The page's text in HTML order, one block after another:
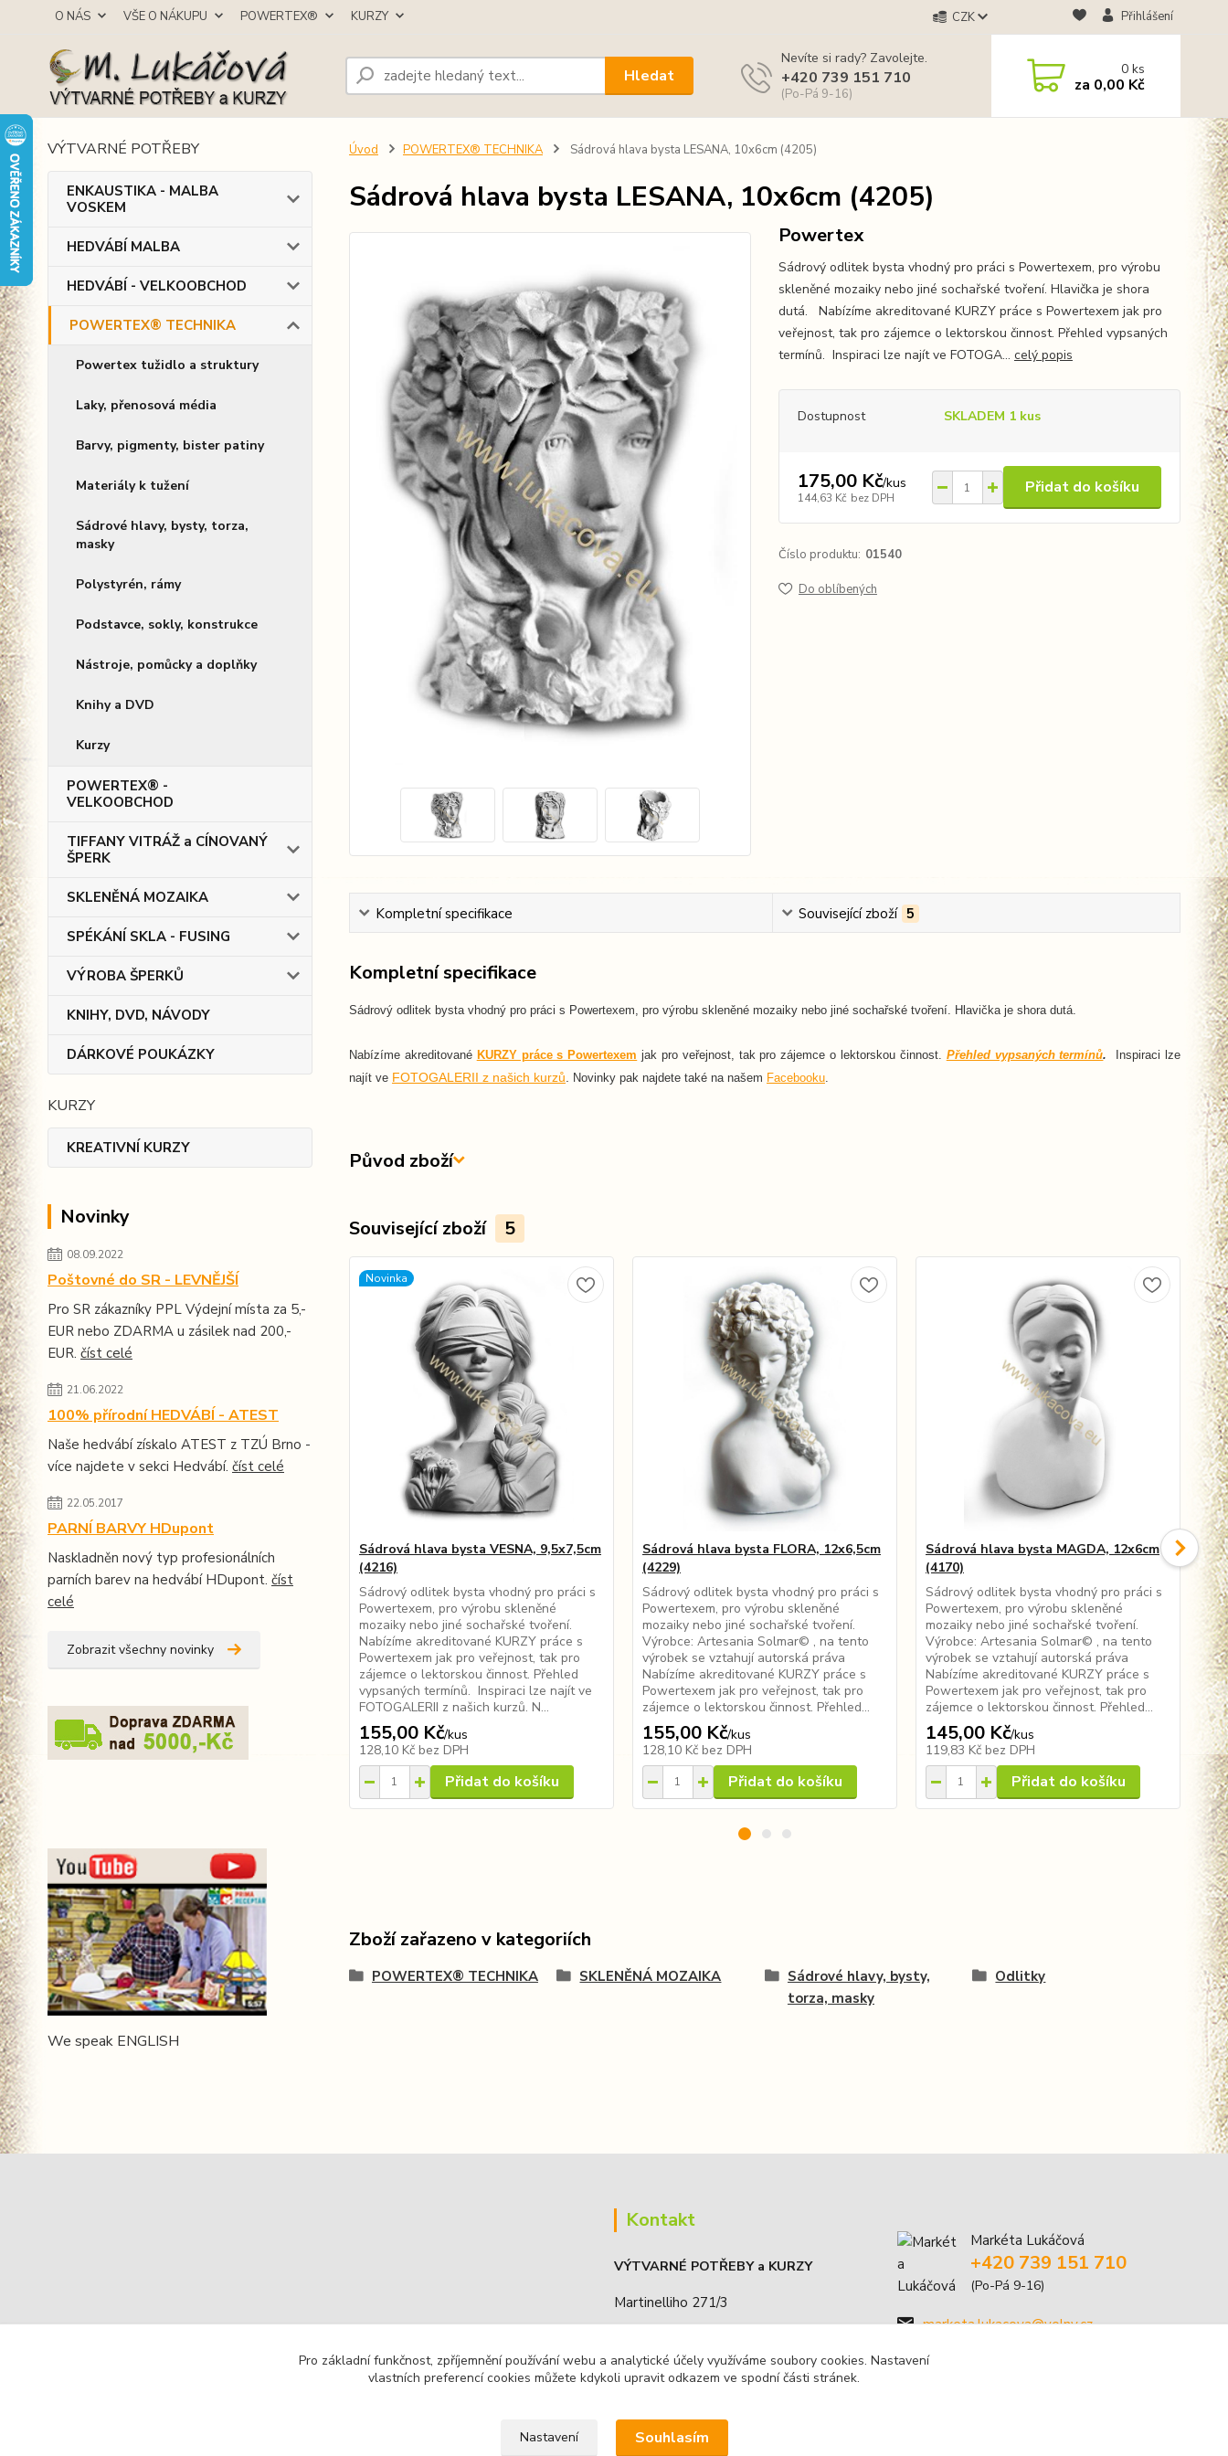
O NÁS VŠE O NÁKUPU POWERTEX® KURZY CZK Přihlášení
Hledat
Nevíte si rady? Zavolejte.
+420 739 151 710
(Po-Pá 9-16)
0ks
za 0,00 Kč
VÝTVARNÉ POTŘEBY
ENKAUSTIKA - MALBA
VOSKEM
HEDVÁBÍ MALBA
HEDVÁBÍ - VELKOOBCHOD
POWERTEX® TECHNIKA
Powertex tužidlo a struktury
Laky, přenosová média
Barvy, pigmenty, bister patiny
Materiály k tužení
Sádrové hlavy, bysty, torza,
masky
Polystyrén, rámy
Podstavce, sokly, konstrukce
Nástroje, pomůcky a doplňky
Knihy a DVD
Kurzy
POWERTEX® -
VELKOOBCHOD
TIFFANY VITRÁŽ a CÍNOVANÝ
ŠPERK
SKLENĚNÁ MOZAIKA
SPÉKÁNÍ SKLA - FUSING
VÝROBA ŠPERKŮ
KNIHY, DVD, NÁVODY
DÁRKOVÉ POUKÁZKY
KURZY
KREATIVNÍ KURZY
Novinky
08.09.2022
Poštovné do SR - LEVNĚJŠÍ
Pro SR zákazníky PPL Výdejní místa za 5,-
EUR nebo ZDARMA u zásilek nad 200,-
EUR. číst celé
21.06.2022
100% přírodní HEDVÁBÍ - ATEST
Naše hedvábí získalo ATEST z TZÚ Brno -
více najdete v sekci Hedvábí. číst celé
22.05.2017
PARNÍ BARVY HDupont
Naskladněn nový typ profesionálních
parních barev na hedvábí HDupont. číst
celé
Zobrazit všechny novinky
We speak ENGLISH
Úvod POWERTEX® TECHNIKA Sádrová hlava bysta LESANA, 10x6cm (4205)
Sádrová hlava bysta LESANA, 10x6cm (4205)
Powertex
Sádrový odlitek bysta vhodný pro práci s Powertexem, pro výrobu
skleněné mozaiky nebo jiné sochařské tvoření. Hlavička je shora
dutá. Nabízíme akreditované KURZY práce s Powertexem jak pro
veřejnost, tak pro zájemce o lektorskou činnost. Přehled vypsaných
termínů. Inspiraci lze najít ve FOTOGA... celý popis
Dostupnost SKLADEM 1 kus
175,00 Kč/kus
144,63 Kč bez DPH
Přidat do košíku
Číslo produktu: 01540
Do oblíbených
Kompletní specifikace Související zboží 5
Kompletní specifikace
Sádrový odlitek bysta vhodný pro práci s Powertexem, pro výrobu skleněné mozaiky nebo jiné sochařské tvoření. Hlavička je shora dutá.
Nabízíme akreditované KURZY práce s Powertexem jak pro veřejnost, tak pro zájemce o lektorskou činnost. Přehled vypsaných termínů.
Inspiraci lze
najít ve FOTOGALERII z našich kurzů Novinky pak najdete také na našem Facebooku.
Původ zboží
Související zboží 5
Novinka
Sádrová hlava bysta VESNA, 9,5x7,5cm
(4216)
Sádrový odlitek bysta vhodný pro práci s
Powertexem, pro výrobu skleněné
mozaiky nebo jiné sochařské tvoření.
Nabízíme akreditované KURZY práce s
Powertexem jak pro veřejnost, tak pro
zájemce o lektorskou činnost. Přehled
vypsaných termínů. Inspiraci lze najít ve
FOTOGALERII z našich kurzů. N...
155,00 Kč/kus
128,10 Kč bez DPH
Přidat do košíku
Sádrová hlava bysta FLORA, 12x6,5cm
(4229)
Sádrový odlitek bysta vhodný pro práci s
Powertexem, pro výrobu skleněné
mozaiky nebo jiné sochařské tvoření.
Výrobce: Artesania Solmar© , na tento
výrobek se vztahují autorská práva
Nabízíme akreditované KURZY práce s
Powertexem jak pro veřejnost, tak pro
zájemce o lektorskou činnost. Přehled...
155,00 Kč/kus
128,10 Kč bez DPH
Přidat do košíku
Sádrová hlava bysta MAGDA, 12x6cm
(4170)
Sádrový odlitek bysta vhodný pro práci s
Powertexem, pro výrobu skleněné
mozaiky nebo jiné sochařské tvoření.
Výrobce: Artesania Solmar© , na tento
výrobek se vztahují autorská práva
Nabízíme akreditované KURZY práce s
Powertexem jak pro veřejnost, tak pro
zájemce o lektorskou činnost. Přehled...
145,00 Kč/kus
119,83 Kč bez DPH
Přidat do košíku
Zboží zařazeno v kategoriích
POWERTEX® TECHNIKA SKLENĚNÁ MOZAIKA
Sádrové hlavy, bysty,
torza, masky
Odlitky
Kontakt
VÝTVARNÉ POTŘEBY a KURZY
Martinelliho 271/3
IČO: 68885636
Markéta Lukáčová
+420 739 151 710
(Po-Pá 9-16)
marketa.lukacova@volny.cz
Pro základní funkčnost, zpříjemnění používání webu a analytické účely využíváme soubory cookies. Nastavení
vlastních preferencí cookies můžete kdykoli upravit odkazem ve spodní části stránek.
Nastavení Souhlasím